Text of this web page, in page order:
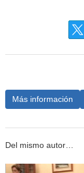
Más información
Del mismo autor…